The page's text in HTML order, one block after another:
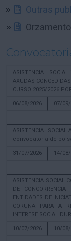
Outras
ASISTENCIA
AXUDAS
CURSO 2025/2026
06/08/2026
07/
ASISTENCIA
convocatoria de
31/07/2026
14/
ASISTENCIA SOCIAL
DE
ENTIDADES DE
CORUÑA PARA A
INTERESE SOCIAL
10/07/2026
10/